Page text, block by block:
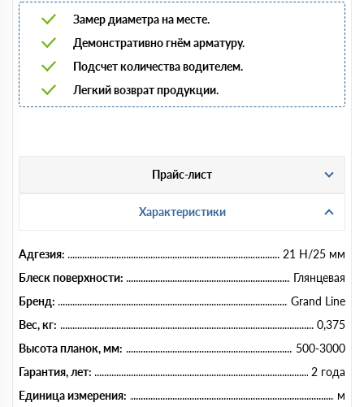
Замер диаметра на месте.
Демонстративно гнём арматуру.
Подсчет количества водителем.
Легкий возврат продукции.
Прайс-лист
Характеристики
Адгезия:
21 Н/25 мм
Блеск поверхности:
Глянцевая
Бренд:
Grand Line
Вес, кг:
0,375
Высота планок, мм:
500-3000
Гарантия, лет:
2 года
Единица измерения:
м